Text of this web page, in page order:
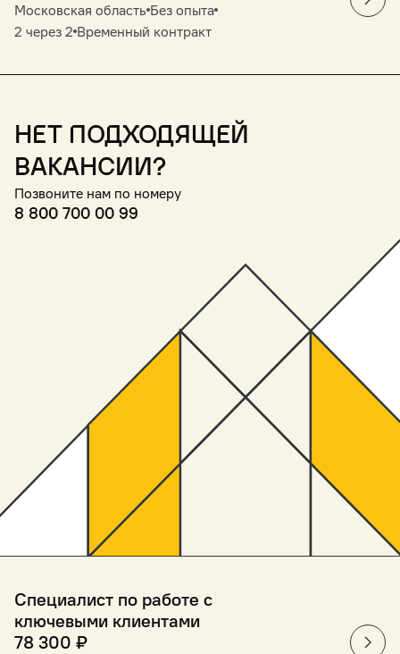
Московская область Без опыта
2 через 2 Временный контракт
Нет подходящей
вакансии?
Позвоните нам по номеру
8 800 700 00 99
Специалист по работе с
ключевыми клиентами
78 300 ₽